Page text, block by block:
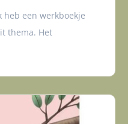
heb een werkboekje
thema. Het